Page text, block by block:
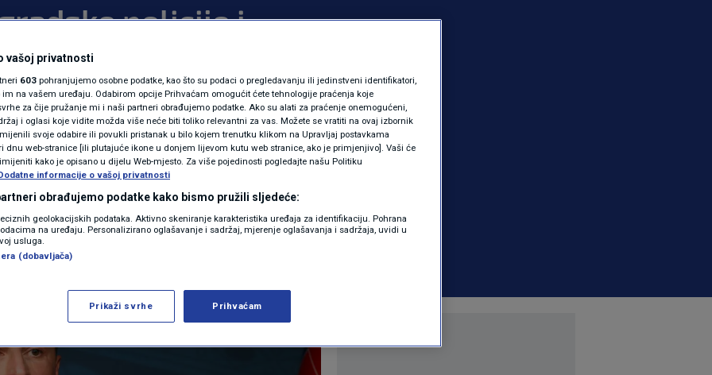
MAGAZIN
KOLUMNE
N1(DIS)INFO
KLIMATSKE PROMJENE
FOTO
VIDEO
policije i
Stigli prvi
Više
vašoj privatnosti
603 pohranjujemo osobne podatke, kao što su podaci o pregledavanju ili jedinstveni identifikatori,
na vašem uređaju. Odabirom opcije Prihvaćam omogućit ćete tehnologije praćenja koje
za čije pružanje mi i naši partneri obrađujemo podatke. Ako su alati za praćenje onemogućeni,
i oglasi koje vidite možda više neće biti toliko relevantni za vas. Možete se vratiti na ovaj izbornik
svoje odabire ili povukli pristanak u bilo kojem trenutku klikom na Upravljaj postavkama
dnu web-stranice [ili plutajuće ikone u donjem lijevom kutu web stranice, ako je primjenjivo]. Vaši će
kako je opisano u dijelu Web-mjesto. Za više pojedinosti pogledajte našu Politiku
informacije o vašoj privatnosti
obrađujemo podatke kako bismo pružili sljedeće:
geolokacijskih podataka. Aktivno skeniranje karakteristika uređaja za identifikaciju. Pohrana
na uređaju. Personalizirano oglašavanje i sadržaj, mjerenje oglašavanja i sadržaja, uvidi u
usluga.
(dobavljača)
Prikaži svrhe Prihvaćam